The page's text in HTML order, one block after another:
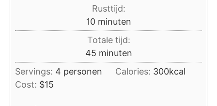
Rusttijd:
10minuten
minuten
Totale tijd:
45minuten
minuten
Servings: 4 personen Calories: 300kcal
Cost: $15